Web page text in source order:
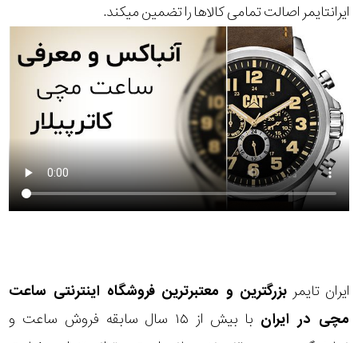
ایرانتایمر اصالت تمامی کالاها را تضمین میکند.
ایران تایمر بزرگترین و معتبرترین فروشگاه اینترنتی ساعت
مچی در ایران
با بیش از ۱۵ سال سابقه فروش ساعت و